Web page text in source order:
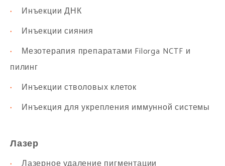
· Инъекции ДНК
· Инъекции сияния
· Мезотерапия препаратами Filorga NCTF и
пилинг
· Инъекции стволовых клеток
· Инъекция для укрепления иммунной системы
Лазер